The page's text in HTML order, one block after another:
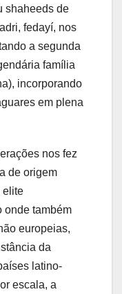
shaheeds de
fedayí, nos
a segunda
família
incorporando
em plena
nos fez
de origem
elite
onde também
europeias,
da
latino-
escala, a